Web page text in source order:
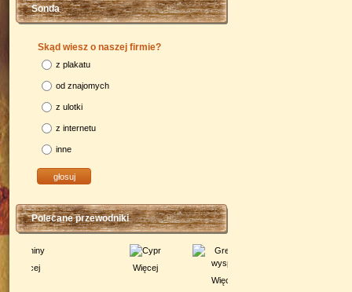
Sonda
Skąd wiesz o naszej firmie?
z plakatu
od znajomych
z ulotki
z internetu
inne
Polecane przewodniki